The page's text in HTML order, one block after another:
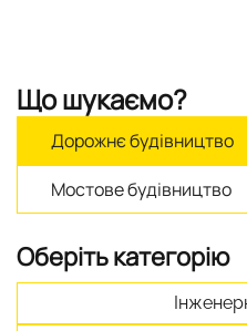
Що шукаємо?
Дорожнє будівництво
Мостове будівництво
Оберіть категорію